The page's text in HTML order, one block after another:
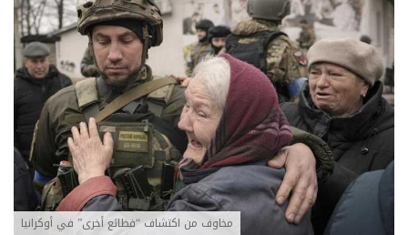
مخاوف من اكتشاف “فظائع أخرى” في أوكرانيا